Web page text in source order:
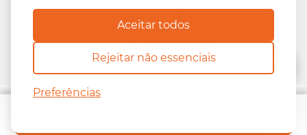
Aceitar todos
Rejeitar não essenciais
Preferências
20031-004